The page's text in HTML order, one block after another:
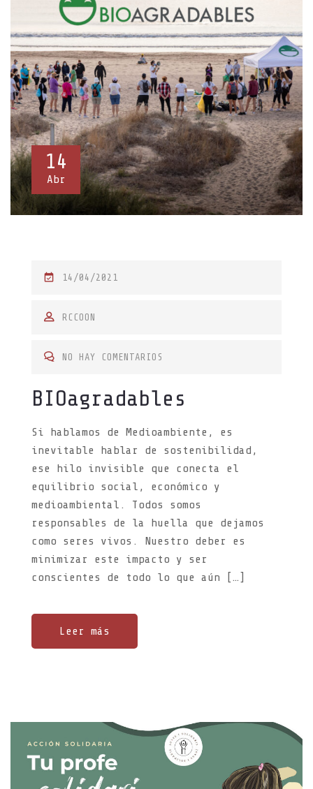
14
Abr
O
14/04/2021
RCCOON
NO HAY COMENTARIOS
BIOagradables
Si hablamos de Medioambiente, es
inevitable hablar de sostenibilidad,
ese hilo invisible que conecta el
equilibrio social, económico y
medioambiental. Todos somos
responsables de la huella que dejamos
como seres vivos. Nuestro deber es
minimizar este impacto y ser
conscientes de todo lo que aún […]
Leer más